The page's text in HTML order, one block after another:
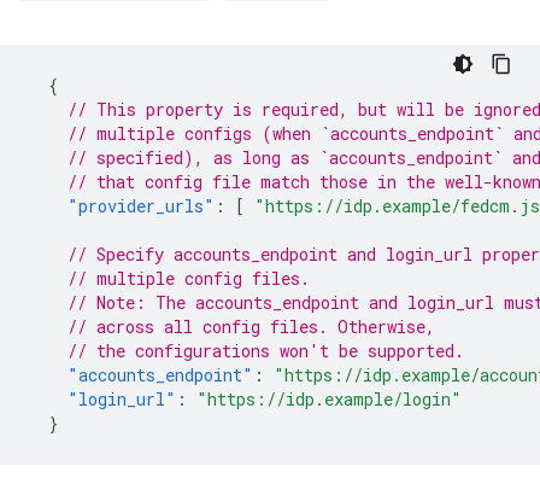
{
// This property is required, but will be ignored
// multiple configs (when `accounts_endpoint`
// specified), as long as `accounts_endpoint`
// that config file match those in the well-
"provider_urls" : [ "https://idp.example/
// Specify accounts_endpoint and login_url
// multiple config files.
// Note: The accounts_endpoint and login_url
// across all config files. Otherwise,
// the configurations won't be supported.
"accounts_endpoint" :
"https://idp.example/
"login_url" :
"https://idp.example/login"
}